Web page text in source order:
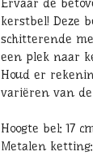
Ervaar de
kerstbel! Deze
schitterende
een plek naar
Houd er
variëren van de
Hoogte bel: 17
Metalen